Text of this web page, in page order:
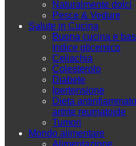
Naturalmente dolci
Pesce & Vedure
Salute in Cucina
Buona cucina e
indice glicemico
Celiachia
Colesterolo
Diabete
Ipertensione
Dieta
artrite reumatoide
Tumori
Mondo alimentare
Alimentazione